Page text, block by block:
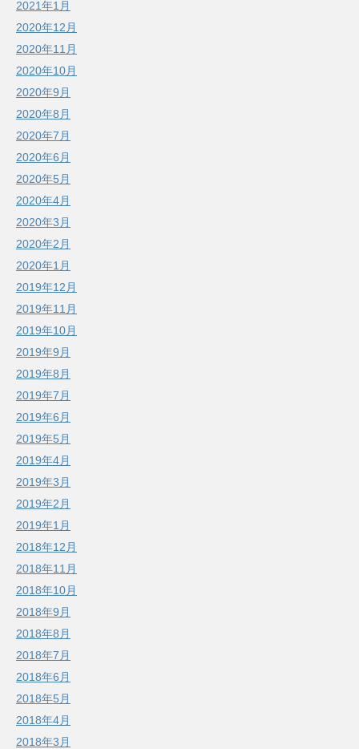
2021年1月
2020年12月
2020年11月
2020年10月
2020年9月
2020年8月
2020年7月
2020年6月
2020年5月
2020年4月
2020年3月
2020年2月
2020年1月
2019年12月
2019年11月
2019年10月
2019年9月
2019年8月
2019年7月
2019年6月
2019年5月
2019年4月
2019年3月
2019年2月
2019年1月
2018年12月
2018年11月
2018年10月
2018年9月
2018年8月
2018年7月
2018年6月
2018年5月
2018年4月
2018年3月